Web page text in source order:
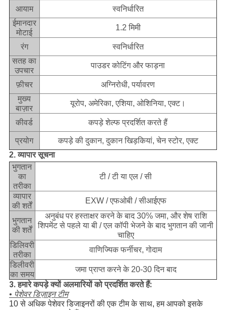
आयाम
स्वनिर्धारित
ईमानदार
मोटाई
1.2 मिमी
रंग
स्वनिर्धारित
सतह का
उपचार
पाउडर कोटिंग और फाड़ना
फ़ीचर
अग्निरोधी, पर्यावरण
मुख्य
बाज़ार
यूरोप, अमेरिका, एशिया, ओशिनिया, एक्ट।
कीवर्ड कपड़े शेल्फ प्रदर्शित करते हैं
प्रयोग
कपड़े की दुकान, दुकान खिड़कियां, चेन स्टोर, एक्ट
2. व्यापार सूचना
भुगतान
का
तरीका
टी / टी या एल / सी
व्यापार
की शर्तें
EXW / एफओबी / सीआईएफ
भुगतान
की शर्तें
अनुबंध पर हस्ताक्षर करने के बाद 30% जमा, और शेष राशि
शिपमेंट से पहले या बी / एल कॉपी भेजने के बाद भुगतान की जानी
चाहिए
डिलिवरी
तरीका
वाणिज्यिक फर्नीचर, गोदाम
डिलीवरी
का समय
जमा प्राप्त करने के 20-30 दिन बाद
3. हमारे कपड़े क्यों अलमारियों को प्रदर्शित करते हैं:
• पेशेवर डिज़ाइन टीम
10 से अधिक पेशेवर डिजाइनरों की एक टीम के साथ, हम आपको इसके